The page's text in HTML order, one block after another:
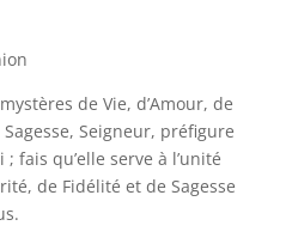
de Vie, d’Amour, de
Seigneur, préfigure
fais qu’elle serve à l’unité
de Fidélité et de Sagesse